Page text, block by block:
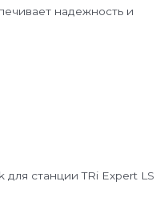
надежность и
станции TRi Expert LS